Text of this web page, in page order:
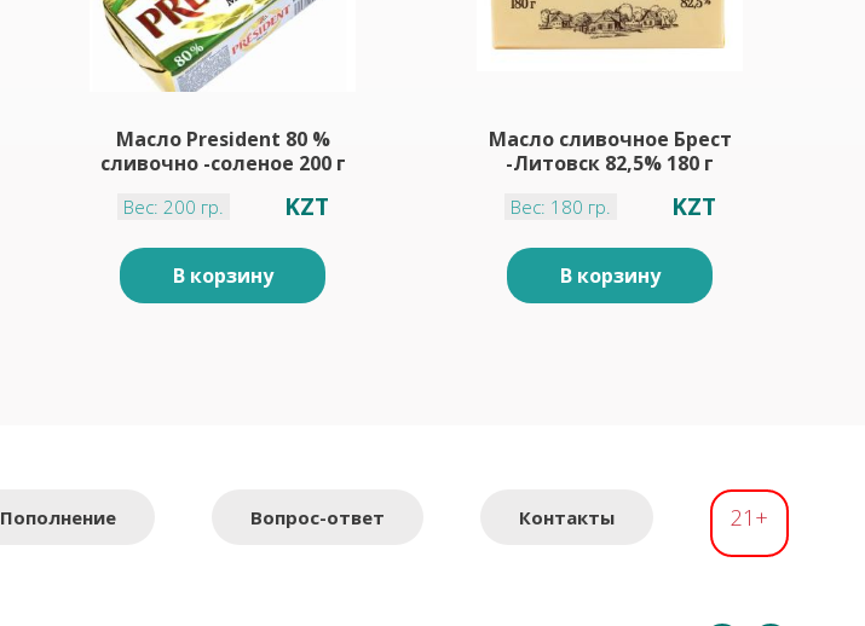
Масло President 80 %
сливочно -соленое 200 г
Вес: 200 гр. KZT
В корзину
Масло сливочное Брест
-Литовск 82,5% 180 г
Вес: 180 гр. KZT
В корзину
Пополнение Вопрос-ответ Контакты 21+